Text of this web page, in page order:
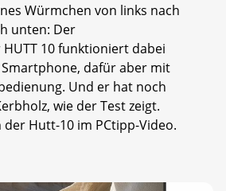
Würmchen von links nach
unten: Der
10 funktioniert dabei
dafür aber mit
Und er hat noch
wie der Test zeigt.
der Hutt-10 im PCtipp-Video.